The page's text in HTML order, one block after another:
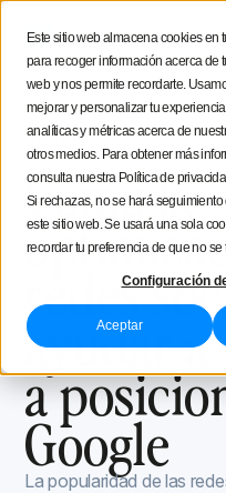
Este sitio web almacena cookies en
para recoger información acerca de
web y nos permite recordarte.
mejorar y personalizar tu
analíticas y métricas acerca de
otros medios. Para obtener más
consulta nuestra Política de
Si rechazas, no se hará
este sitio web. Se usará una sola
recordar tu preferencia de que no
Configuración
Aceptar
Blog de Iconosquare
Herramientas y trucos
Actualizado elSeptember 8,
Cómo la
redes
ayudar
a
Google
La popularidad de las